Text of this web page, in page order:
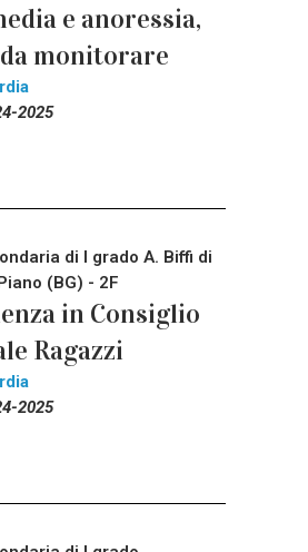
e anoressia,
monitorare
2025
di I grado A. Biffi di
(BG) - 2F
in Consiglio
Ragazzi
2025